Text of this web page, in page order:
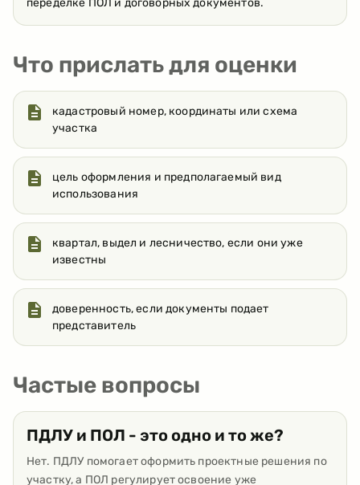
переделке ПОЛ и договорных документов.
Что прислать для оценки
кадастровый номер, координаты или схема
участка
цель оформления и предполагаемый вид
использования
квартал, выдел и лесничество, если они уже
известны
доверенность, если документы подает
представитель
Частые вопросы
ПДЛУ и ПОЛ - это одно и то же?
Нет. ПДЛУ помогает оформить проектные решения по
участку, а ПОЛ регулирует освоение уже